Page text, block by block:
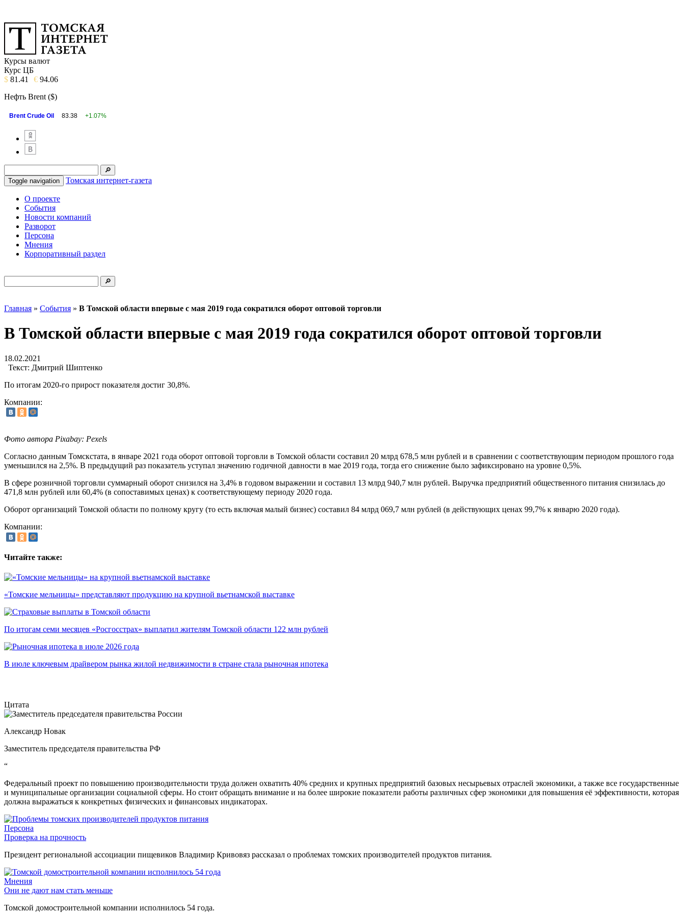
Курсы валют
Курс ЦБ
$ 81.41 € 94.06
Нефть Brent ($)
Brent Crude Oil 83.38 +1.07%
Toggle navigation Томская интернет-газета
О проекте
События
Новости компаний
Разворот
Персона
Мнения
Корпоративный раздел
Главная » События » В Томской области впервые с мая 2019 года сократился оборот оптовой торговли
В Томской области впервые с мая 2019 года сократился оборот оптовой торговли
18.02.2021
Текст: Дмитрий Шиптенко
По итогам 2020-го прирост показателя достиг 30,8%.
Компании:
Фото автора Pixabay: Pexels
Согласно данным Томскстата, в январе 2021 года оборот оптовой торговли в Томской области составил 20 млрд 678,5 млн рублей и в сравнении с соответствующим периодом прошлого года
уменьшился на 2,5%. В предыдущий раз показатель уступал значению годичной давности в мае 2019 года, тогда его снижение было зафиксировано на уровне 0,5%.
В сфере розничной торговли суммарный оборот снизился на 3,4% в годовом выражении и составил 13 млрд 940,7 млн рублей. Выручка предприятий общественного питания снизилась до
471,8 млн рублей или 60,4% (в сопоставимых ценах) к соответствующему периоду 2020 года.
Оборот организаций Томской области по полному кругу (то есть включая малый бизнес) составил 84 млрд 069,7 млн рублей (в действующих ценах 99,7% к январю 2020 года).
Компании:
Читайте также:
«Томские мельницы» представляют продукцию на крупной вьетнамской выставке
По итогам семи месяцев «Росгосстрах» выплатил жителям Томской области 122 млн рублей
В июле ключевым драйвером рынка жилой недвижимости в стране стала рыночная ипотека
Цитата
Александр Новак
Заместитель председателя правительства РФ
“
Федеральный проект по повышению производительности труда должен охватить 40% средних и крупных предприятий базовых несырьевых отраслей экономики, а также все государственные
и муниципальные организации социальной сферы. Но стоит обращать внимание и на более широкие показатели работы различных сфер экономики для повышения её эффективности, которая
должна выражаться к конкретных физических и финансовых индикаторах.
Персона
Проверка на прочность
Президент региональной ассоциации пищевиков Владимир Кривовяз рассказал о проблемах томских производителей продуктов питания.
Мнения
Они не дают нам стать меньше
Томской домостроительной компании исполнилось 54 года.